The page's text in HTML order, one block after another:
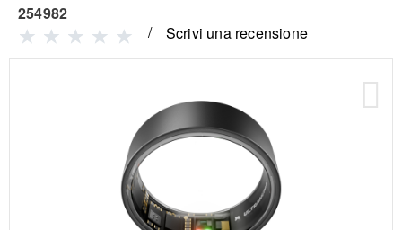
254982
Scrivi una recensione